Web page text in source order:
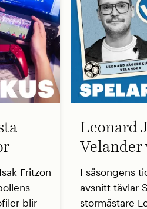
Fritzon
blir
Leonard
Velander
I säsongens
avsnitt tävlar
stormästare